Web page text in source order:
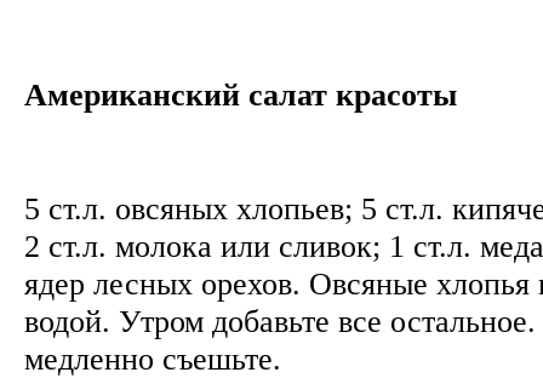
Американский салат красоты
5 ст.л. овсяных хлопьев; 5 ст.л.
2 ст.л. молока или сливок; 1 ст.л.
ядер лесных орехов. Овсяные хлопья
водой. Утром добавьте все
медленно съешьте.